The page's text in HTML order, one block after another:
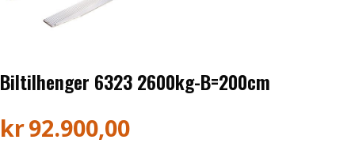
Honda ATV
Hisun ATV / UTV
TGB ATV
Biltilhenger 6323 2600kg-B=200cm
kr92.900,00